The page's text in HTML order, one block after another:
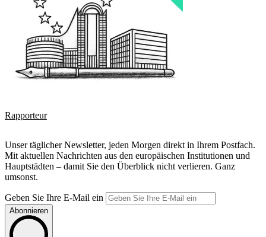
Rapporteur
Unser täglicher Newsletter, jeden Morgen direkt in Ihrem Postfach.
Mit aktuellen Nachrichten aus den europäischen Institutionen und
Hauptstädten – damit Sie den Überblick nicht verlieren. Ganz
umsonst.
Geben Sie Ihre E-Mail ein
Abonnieren